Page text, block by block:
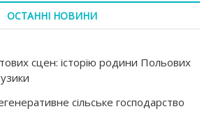
ОСТАННІ НОВИНИ
сцен: історію родини Польових
сільське господарство